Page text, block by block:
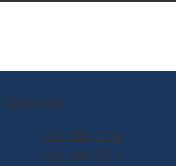
Contact
022-395-7211
022-395-7235